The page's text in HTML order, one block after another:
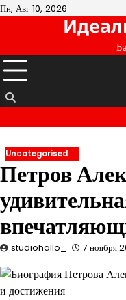
Перейти
Пн, Авг 10, 2026
Uncategorised
Петров
studiohallo_ 7 ноября